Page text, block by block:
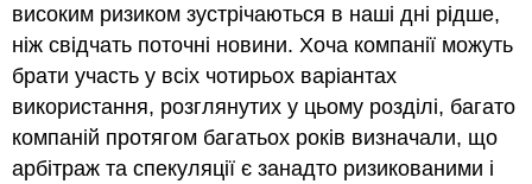
високим ризиком зустрічаються в наші дні рідше,
ніж свідчать поточні новини. Хоча компанії можуть
брати участь у всіх чотирьох варіантах
використання, розглянутих у цьому розділі, багато
компаній протягом багатьох років визначали, що
арбітраж та спекуляції є занадто ризикованими і